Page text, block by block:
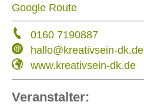
Google Route
0160 7190887
hallo@kreativsein-dk.de
www.kreativsein-dk.de
Veranstalter: